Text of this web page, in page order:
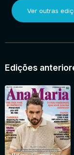
Ver outras
Edições